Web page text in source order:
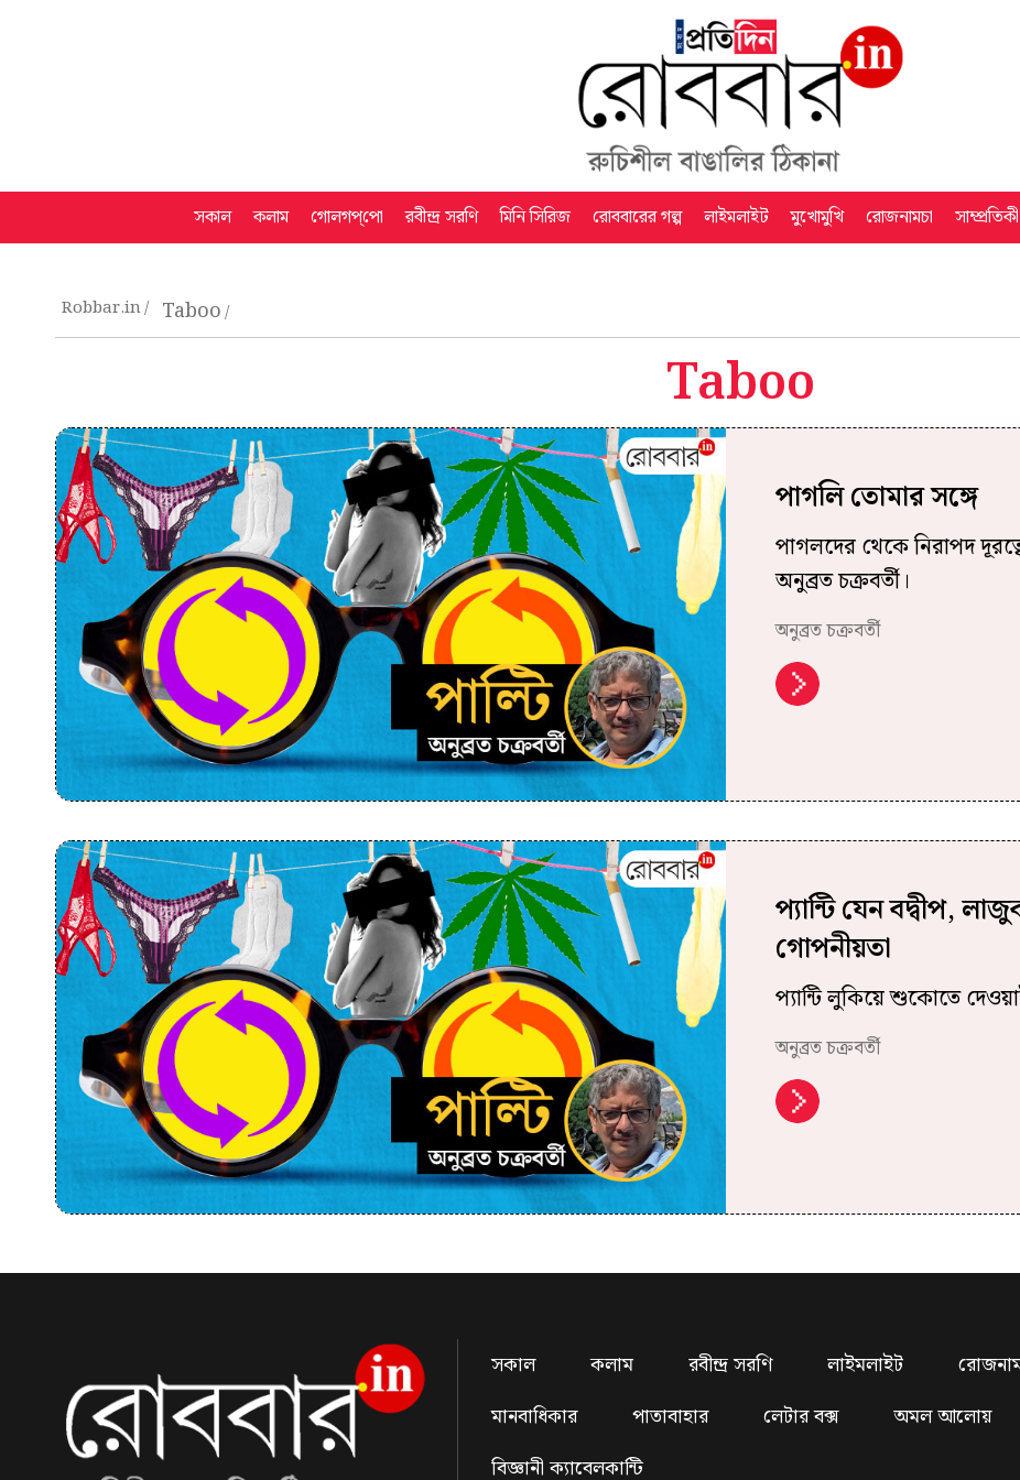
সকাল কলাম গোলগপ্‌পো রবীন্দ্র সরণি মিনি সিরিজ রোববারের গল্প লাইমলাইট মুখোমুখি রোজনামচা সাম্প্রতিকী
Robbar.in Taboo
Taboo
পাগলি তোমার সঙ্গে
পাগলদের থেকে নিরাপদ
অনুব্রত চক্রবর্তী।
অনুব্রত চক্রবর্তী
প্যান্টি যেন বদ্বীপ,
গোপনীয়তা
প্যান্টি লুকিয়ে শুকোতে
অনুব্রত চক্রবর্তী
সকাল কলাম রবীন্দ্র সরণি লাইমলাইট
মানবাধিকার
পাতাবাহার লেটার বক্স অমল আলোয়
বিজ্ঞানী ক্যাবেলকান্টি